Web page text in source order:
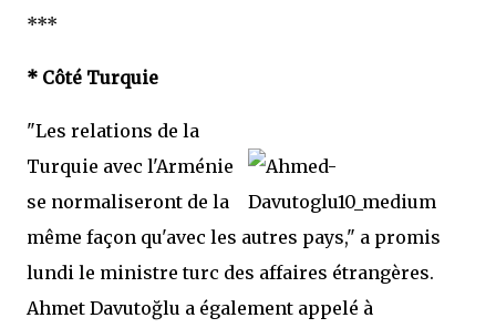
***
* Côté Turquie
"Les relations de la
Turquie avec l'Arménie
se normaliseront de la
même façon qu'avec les autres pays," a promis
lundi le ministre turc des affaires étrangères.
Ahmet Davutoğlu a également appelé à